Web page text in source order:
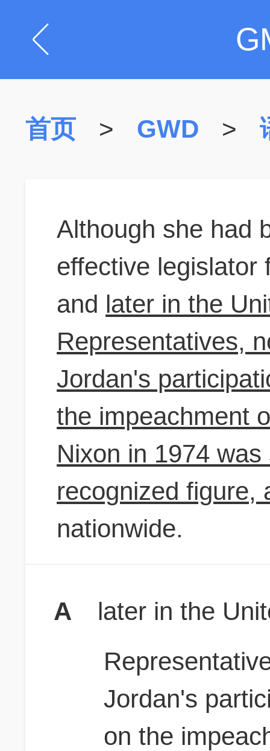
首页 > GWD >
Although she had
effective legislator
and later in the
Representatives,
Jordan's
the impeachment
Nixon in 1974
recognized figure,
nationwide.
A
later in the
Jordan's
on the